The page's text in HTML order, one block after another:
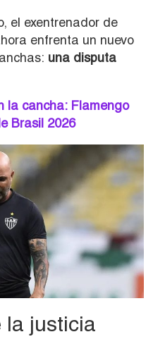
el exentrenador de
enfrenta un nuevo
una disputa
la cancha: Flamengo
Brasil 2026
la justicia